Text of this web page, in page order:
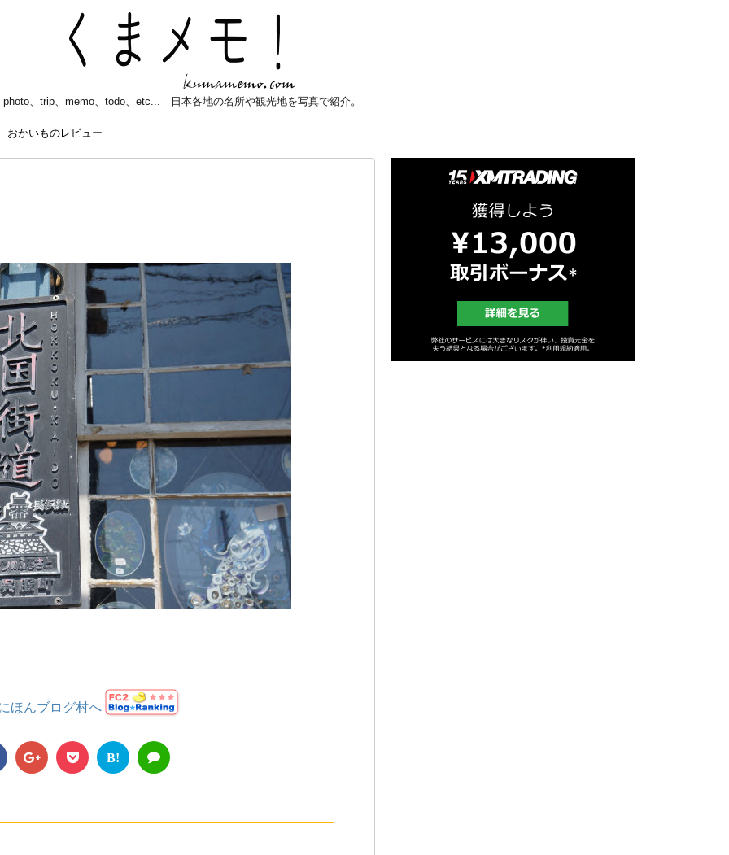
photo、trip、memo、todo、etc... 日本各地の名所や観光地を写真で紹介。
おかいものレビュー
B!